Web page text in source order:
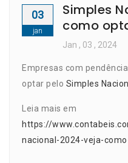
03
jan
Simples
como
Jan , 03 , 2024
Empresas com
optar pelo Simples
Leia mais em
https://
nacional-2024-veja-